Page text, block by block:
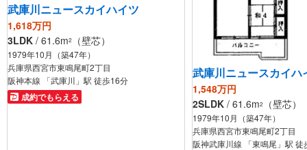
武庫川ニュースカイハイツ
1,618万円
3LDK / 61.6m2 （壁芯）
1979年10月（築47年）
兵庫県西宮市東鳴尾町2丁目
阪神本線 「武庫川」駅 徒歩16分
成約でもらえる
武庫川ニュースカイハ
1,548万円
2SLDK / 61.6m2 （壁芯）
1979年10月（築47年）
兵庫県西宮市東鳴尾町2丁目
阪神武庫川線 「東鳴尾」駅 徒